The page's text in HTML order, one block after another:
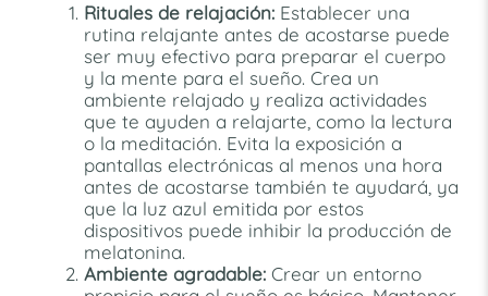
Rituales de relajación:Establecer una
rutina relajante antes de acostarse puede
ser muy efectivo para preparar el cuerpo
y la mente para el sueño. Crea un
ambiente relajado y realiza actividades
que te ayuden a relajarte, como la lectura
o la meditación. Evita la exposición a
pantallas electrónicas al menos una hora
antes de acostarse también te ayudará, ya
que la luz azul emitida por estos
dispositivos puede inhibir la producción de
melatonina.
Ambiente agradable:Crear un entorno